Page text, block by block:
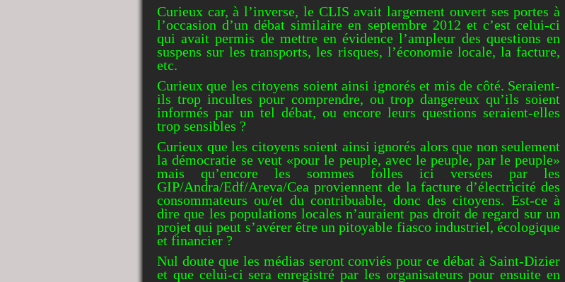
Curieux car, à l’inverse, le CLIS avait largement ouvert ses portes à
l’occasion d’un débat similaire en septembre 2012 et c’est celui-ci
qui avait permis de mettre en évidence l’ampleur des questions en
suspens sur les transports, les risques, l’économie locale, la facture,
etc.
Curieux que les citoyens soient ainsi ignorés et mis de côté. Seraient-
ils trop incultes pour comprendre, ou trop dangereux qu’ils soient
informés par un tel débat, ou encore leurs questions seraient-elles
trop sensibles ?
Curieux que les citoyens soient ainsi ignorés alors que non seulement
la démocratie se veut «pour le peuple, avec le peuple, par le peuple»
mais qu’encore les sommes folles ici versées par les
GIP/Andra/Edf/Areva/Cea proviennent de la facture d’électricité des
consommateurs ou/et du contribuable, donc des citoyens. Est-ce à
dire que les populations locales n’auraient pas droit de regard sur un
projet qui peut s’avérer être un pitoyable fiasco industriel, écologique
et financier ?
Nul doute que les médias seront conviés pour ce débat à Saint-Dizier
et que celui-ci sera enregistré par les organisateurs pour ensuite en